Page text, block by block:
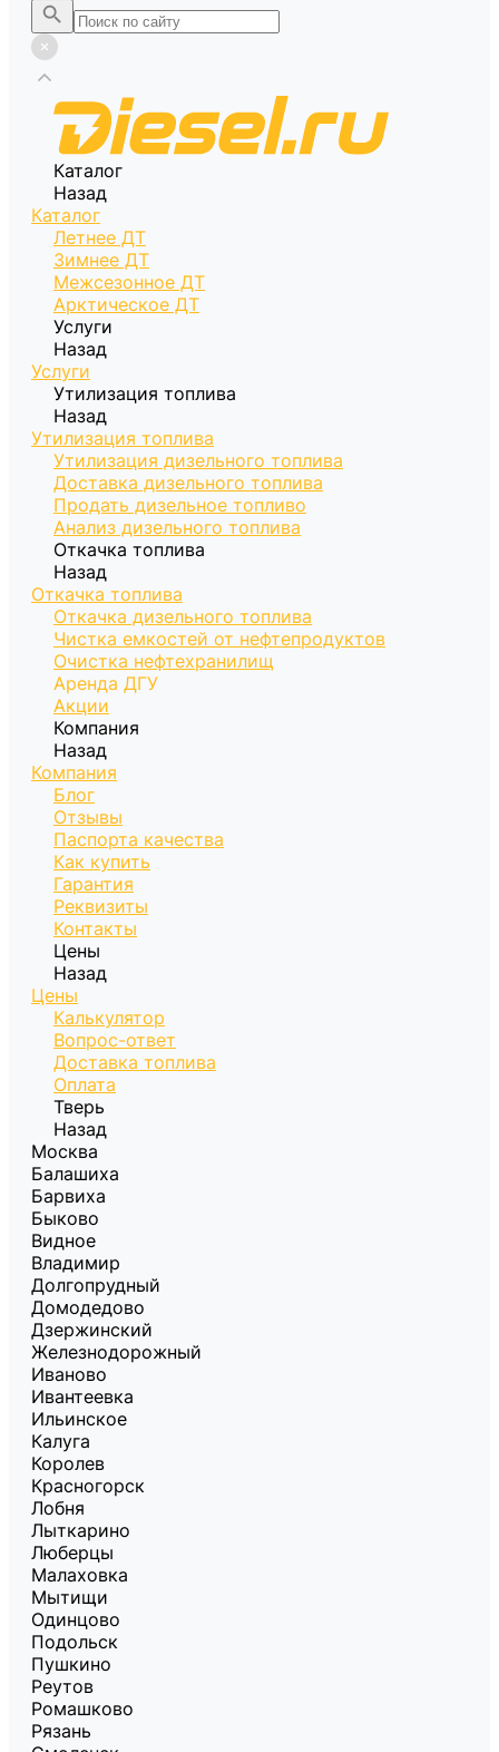
Каталог
Назад
Каталог
Летнее ДТ
Зимнее ДТ
Межсезонное ДТ
Арктическое ДТ
Услуги
Назад
Услуги
Утилизация топлива
Назад
Утилизация топлива
Утилизация дизельного топлива
Доставка дизельного топлива
Продать дизельное топливо
Анализ дизельного топлива
Откачка топлива
Назад
Откачка топлива
Откачка дизельного топлива
Чистка емкостей от нефтепродуктов
Очистка нефтехранилищ
Аренда ДГУ
Акции
Компания
Назад
Компания
Блог
Отзывы
Паспорта качества
Как купить
Гарантия
Реквизиты
Контакты
Цены
Назад
Цены
Калькулятор
Вопрос-ответ
Доставка топлива
Оплата
Тверь
Назад
Москва
Балашиха
Барвиха
Быково
Видное
Владимир
Долгопрудный
Домодедово
Дзержинский
Железнодорожный
Иваново
Ивантеевка
Ильинское
Калуга
Королев
Красногорск
Лобня
Лыткарино
Люберцы
Малаховка
Мытищи
Одинцово
Подольск
Пушкино
Реутов
Ромашково
Рязань